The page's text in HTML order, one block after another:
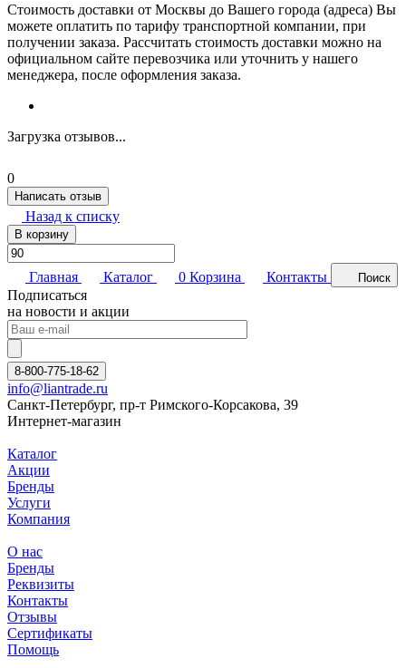
Стоимость доставки от Москвы до Вашего города (адреса) Вы
можете оплатить по тарифу транспортной компании, при
получении заказа. Рассчитать стоимость доставки можно на
официальном сайте перевозчика или уточнить у нашего
менеджера, после оформления заказа.
Загрузка отзывов...
0
Написать отзыв
Назад к списку
В корзину
Главная Каталог 0 Корзина Контакты Поиск
Подписаться
на новости и акции
8-800-775-18-62
info@liantrade.ru
Санкт-Петербург, пр-т Римского-Корсакова, 39
Интернет-магазин
Каталог
Акции
Бренды
Услуги
Компания
О нас
Бренды
Реквизиты
Контакты
Отзывы
Сертификаты
Помощь